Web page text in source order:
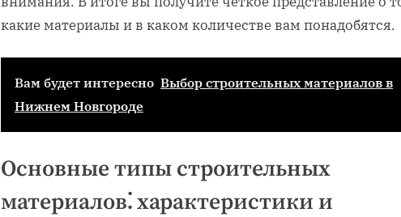
какие материалы и в каком количестве вам понадобятся.
Вам будет интересно Выбор строительных материалов в
Нижнем Новгороде
Основные типы строительных
материалов⁚ характеристики и